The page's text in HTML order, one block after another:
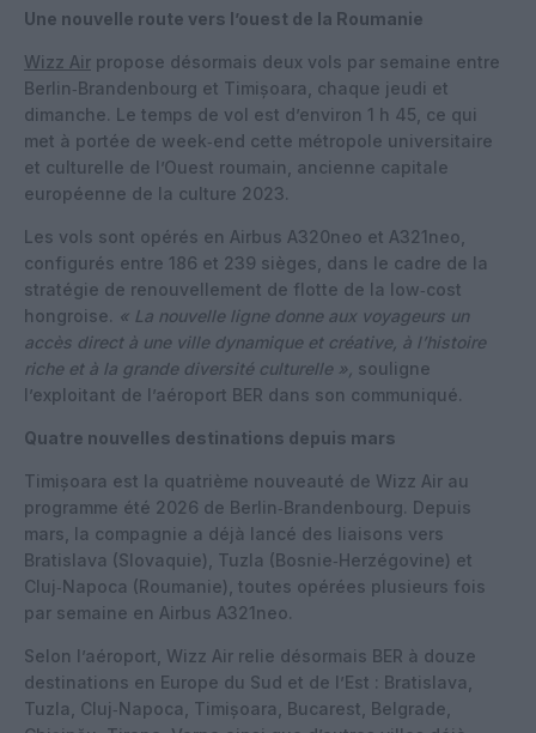
Une nouvelle route vers l’ouest de la Roumanie
Wizz Air propose désormais deux vols par semaine entre
Berlin‑Brandenbourg et Timișoara, chaque jeudi et
dimanche. Le temps de vol est d’environ 1 h 45, ce qui
met à portée de week‑end cette métropole universitaire
et culturelle de l’Ouest roumain, ancienne capitale
européenne de la culture 2023.
Les vols sont opérés en Airbus A320neo et A321neo,
configurés entre 186 et 239 sièges, dans le cadre de la
stratégie de renouvellement de flotte de la low‑cost
hongroise. « La nouvelle ligne donne aux voyageurs un
accès direct à une ville dynamique et créative, à l’histoire
riche et à la grande diversité culturelle », souligne
l’exploitant de l’aéroport BER dans son communiqué.
Quatre nouvelles destinations depuis mars
Timișoara est la quatrième nouveauté de Wizz Air au
programme été 2026 de Berlin‑Brandenbourg. Depuis
mars, la compagnie a déjà lancé des liaisons vers
Bratislava (Slovaquie), Tuzla (Bosnie‑Herzégovine) et
Cluj‑Napoca (Roumanie), toutes opérées plusieurs fois
par semaine en Airbus A321neo.
Selon l’aéroport, Wizz Air relie désormais BER à douze
destinations en Europe du Sud et de l’Est : Bratislava,
Tuzla, Cluj‑Napoca, Timișoara, Bucarest, Belgrade,